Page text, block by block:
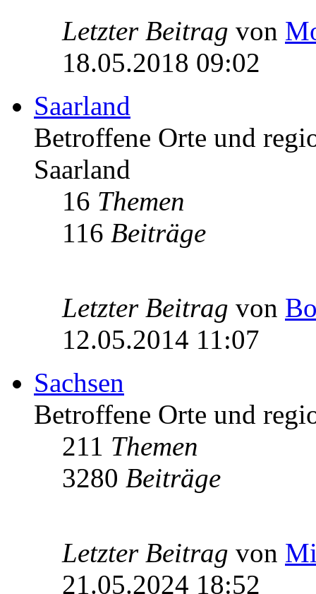
Letzter Beitrag von
18.05.2018 09:02
Saarland
Betroffene Orte und
Saarland
16 Themen
116 Beiträge
Letzter Beitrag von
12.05.2014 11:07
Sachsen
Betroffene Orte und
211 Themen
3280 Beiträge
Letzter Beitrag von
21.05.2024 18:52